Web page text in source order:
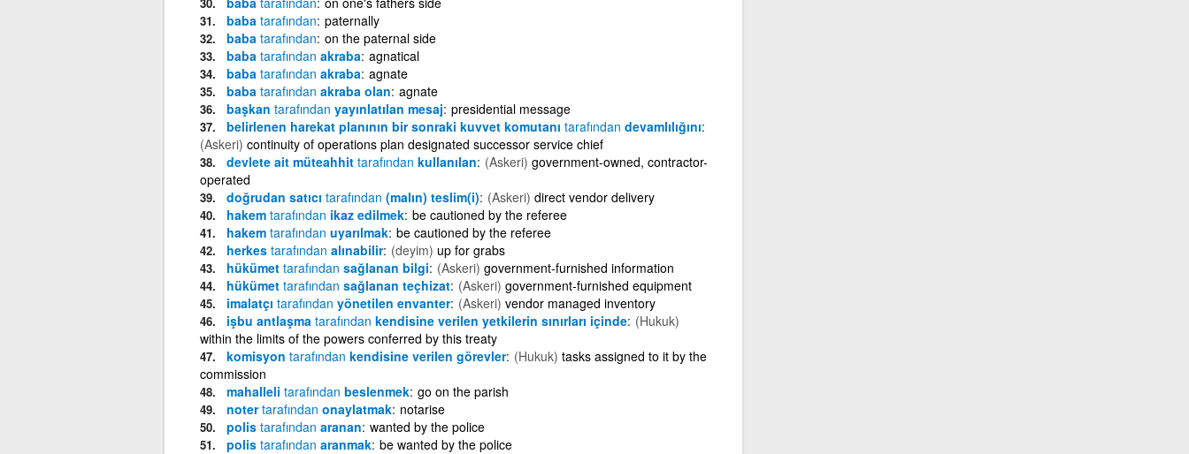
baba tarafından paternally
baba tarafından on the paternal side
baba tarafından akraba agnatical
baba tarafından akraba agnate
baba tarafından akraba olan agnate
başkan tarafından yayınlatılan mesaj presidential message
belirlenen harekat planının bir sonraki kuvvet komutanı tarafından devamlılığını
(Askeri) continuity of operations plan designated successor service chief
devlete ait müteahhit tarafından kullanılan (Askeri) government-owned, contractor-
operated
doğrudan satıcı tarafından (malın) teslim(i) (Askeri) direct vendor delivery
hakem tarafından ikaz edilmek be cautioned by the referee
hakem tarafından uyarılmak be cautioned by the referee
herkes tarafından alınabilir (deyim) up for grabs
hükümet tarafından sağlanan bilgi (Askeri) government-furnished information
hükümet tarafından sağlanan teçhizat (Askeri) government-furnished equipment
imalatçı tarafından yönetilen envanter (Askeri) vendor managed inventory
işbu antlaşma tarafından kendisine verilen yetkilerin sınırları içinde (Hukuk)
within the limits of the powers conferred by this treaty
komisyon tarafından kendisine verilen görevler (Hukuk) tasks assigned to it by the
commission
mahalleli tarafından beslenmek go on the parish
notertarafından onaylatmak notarise
polis tarafından aranan wanted by the police
polis tarafından aranmak be wanted by the police